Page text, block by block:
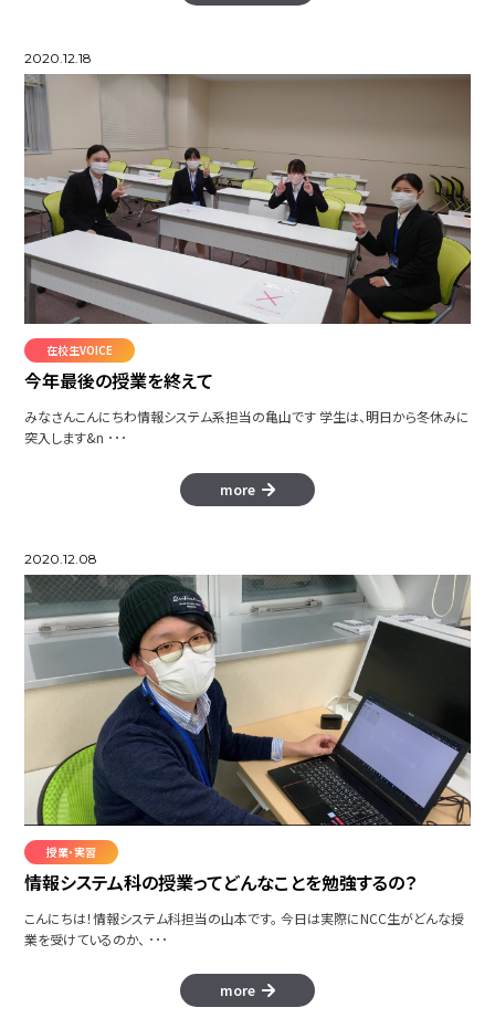
2020.12.18
在校生VOICE
今年最後の授業を終えて
みなさんこんにちわ情報システム系担当の亀山です 学生は、明日から冬休みに
突入します&n ･･･
more
2020.12.08
授業・実習
情報システム科の授業ってどんなことを勉強するの？
こんにちは！情報システム科担当の山本です。 今日は実際にNCC生がどんな授
業を受けているのか、 ･･･
more